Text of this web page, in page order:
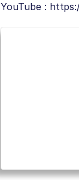
YouTube :